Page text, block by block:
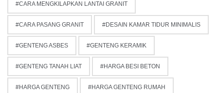
CARA MENGKILAPKAN LANTAI GRANIT
CARA PASANG GRANIT DESAIN KAMAR TIDUR MINIMALIS
GENTENG ASBES GENTENG KERAMIK
GENTENG TANAH LIAT HARGA BESI BETON
HARGA GENTENG HARGA GENTENG RUMAH